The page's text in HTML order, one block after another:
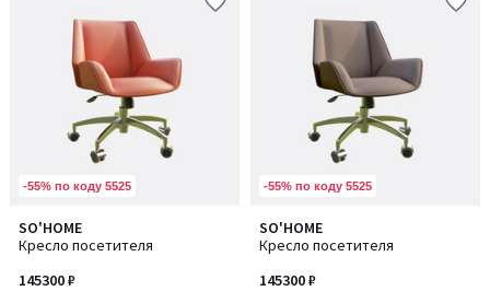
-55% по коду 5525
SO'HOME
Кресло посетителя
145300 ₽
Количество
цветов:
5
-55% по коду 5525
SO'HOME
Кресло посетителя
145300 ₽
Количество
цветов:
3